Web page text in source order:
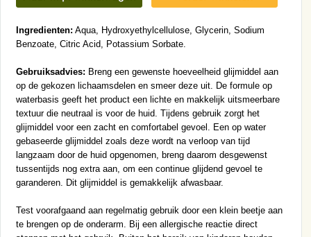
Ingredienten: Aqua, Hydroxyethylcellulose, Glycerin, Sodium
Benzoate, Citric Acid, Potassium Sorbate.
Gebruiksadvies: Breng een gewenste hoeveelheid glijmiddel aan
op de gekozen lichaamsdelen en smeer deze uit. De formule op
waterbasis geeft het product een lichte en makkelijk uitsmeerbare
textuur die neutraal is voor de huid. Tijdens gebruik zorgt het
glijmiddel voor een zacht en comfortabel gevoel. Een op water
gebaseerde glijmiddel zoals deze wordt na verloop van tijd
langzaam door de huid opgenomen, breng daarom desgewenst
tussentijds nog extra aan, om een continue glijdend gevoel te
garanderen. Dit glijmiddel is gemakkelijk afwasbaar.
Test voorafgaand aan regelmatig gebruik door een klein beetje aan
te brengen op de onderarm. Bij een allergische reactie direct